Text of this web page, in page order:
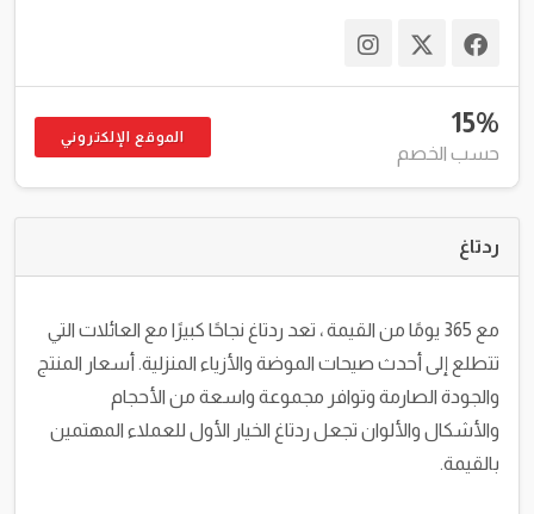
15%
حسب الخصم
الموقع الإلكتروني
ردتاغ
مع 365 يومًا من القيمة ، تعد ردتاغ نجاحًا كبيرًا مع العائلات التي
تتطلع إلى أحدث صيحات الموضة والأزياء المنزلية. أسعار المنتج
والجودة الصارمة وتوافر مجموعة واسعة من الأحجام
والأشكال والألوان تجعل ردتاغ الخيار الأول للعملاء المهتمين
بالقيمة.